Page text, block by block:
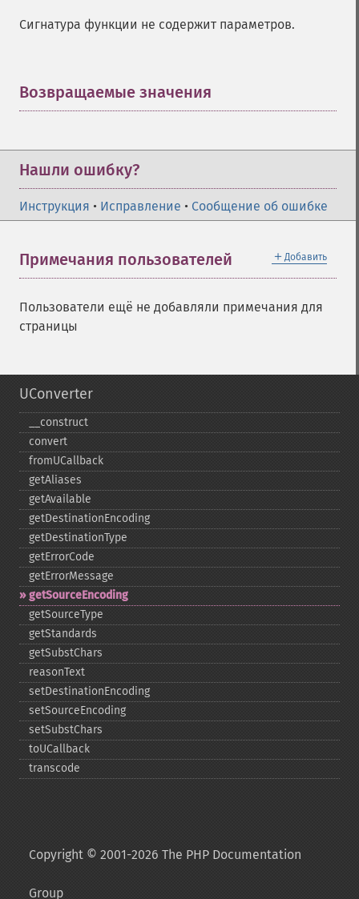
Сигнатура функции не содержит параметров.
Возвращаемые значения
Нашли ошибку?
Инструкция • Исправление • Сообщение об ошибке
＋ Добавить
Примечания пользователей
Пользователи ещё не добавляли примечания для
страницы
UConverter
_​_​construct
convert
fromUCallback
getAliases
getAvailable
getDestinationEncoding
getDestinationType
getErrorCode
getErrorMessage
getSourceEncoding
getSourceType
getStandards
getSubstChars
reasonText
setDestinationEncoding
setSourceEncoding
setSubstChars
toUCallback
transcode
Copyright © 2001-2026 The PHP Documentation
Group